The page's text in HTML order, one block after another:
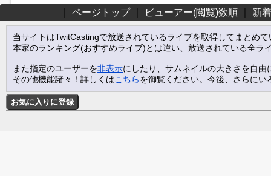
ページトップ｜ ビューアー(閲覧)数順｜ 新
当サイトはTwitCastingで放送されているライブを取得してまとめ
本家のランキング(おすすめライブ)とは違い、放送されている全ラ
また指定のユーザーを非表示にしたり、サムネイルの大きさを自
その他機能諸々！詳しくはこちらを御覧ください。今後、さらに